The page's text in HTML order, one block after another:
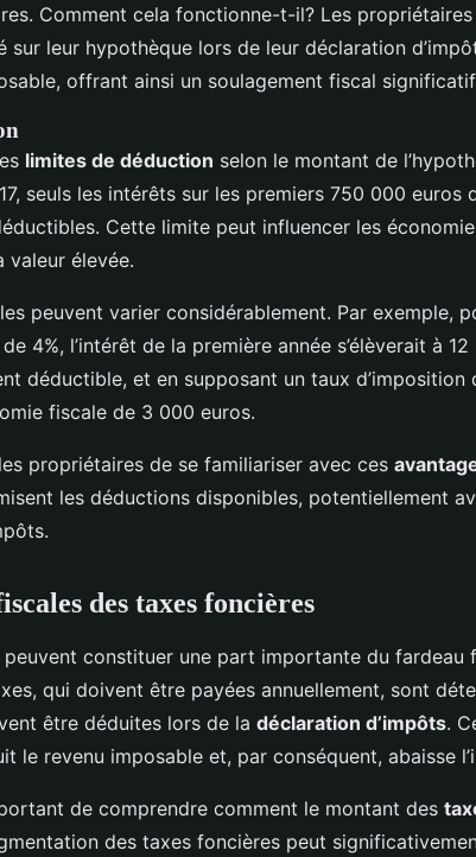
Comment cela fonctionne-t-il? Les
sur leur hypothèque lors de leur déclaration
offrant ainsi un soulagement fiscal
limites de déduction selon le montant de
seuls les intérêts sur les premiers 750 000 euros
Cette limite peut influencer les
valeur élevée.
peuvent varier considérablement. Par exemple,
4%, l’intérêt de la première année s’élèverait à
déductible, et en supposant un taux d’imposition
fiscale de 3 000 euros.
propriétaires de se familiariser avec ces
les déductions disponibles, potentiellement
des taxes foncières
peuvent constituer une part importante du fardeau
qui doivent être payées annuellement, sont
être déduites lors de la déclaration d’impôts.
le revenu imposable et, par conséquent, abaisse
de comprendre comment le montant des
des taxes foncières peut